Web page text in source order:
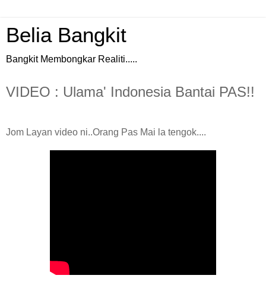
Belia Bangkit
Bangkit Membongkar Realiti.....
VIDEO : Ulama' Indonesia Bantai PAS!!
Jom Layan video ni..Orang Pas Mai la tengok....